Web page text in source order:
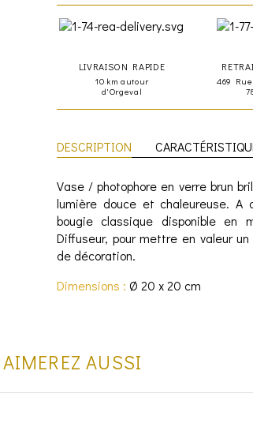
LIVRAISON RAPIDE
10 km autour
d'Orgeval
469
DESCRIPTION
Vase / photophore en verre brun
lumière douce et chaleureuse. A
bougie classique disponible
Diffuseur, pour mettre en valeur
de décoration.
Dimensions : Ø 20 x 20 cm
AUSSI